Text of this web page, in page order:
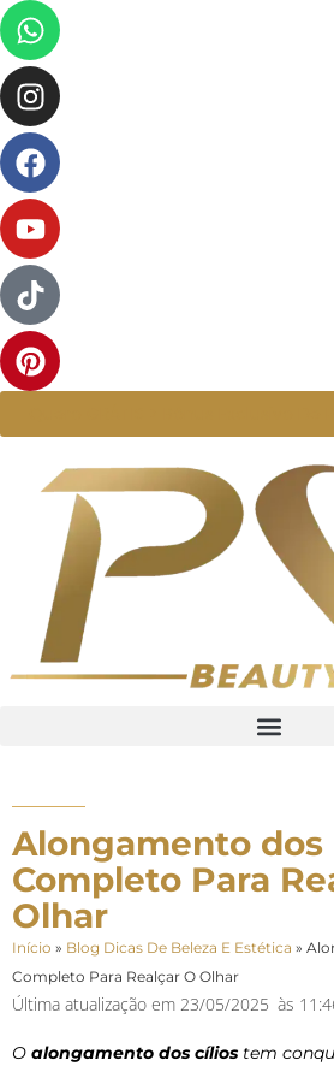
Alongamento dos
Completo Para
Olhar
Início » Blog Dicas De Beleza E Estética »
Completo Para Realçar O Olhar
Última atualização em 23/05/2025 às
O alongamento dos cílios tem